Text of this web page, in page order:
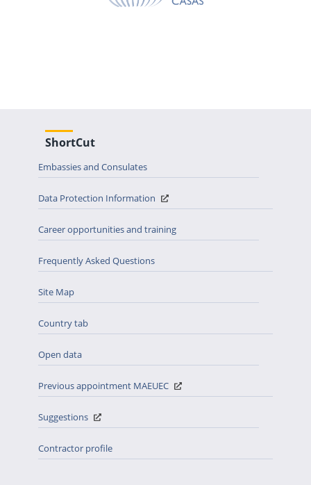
ShortCut
Embassies and Consulates
Data Protection Information
Career opportunities and training
Frequently Asked Questions
Site Map
Country tab
Open data
Previous appointment MAEUEC
Suggestions
Contractor profile